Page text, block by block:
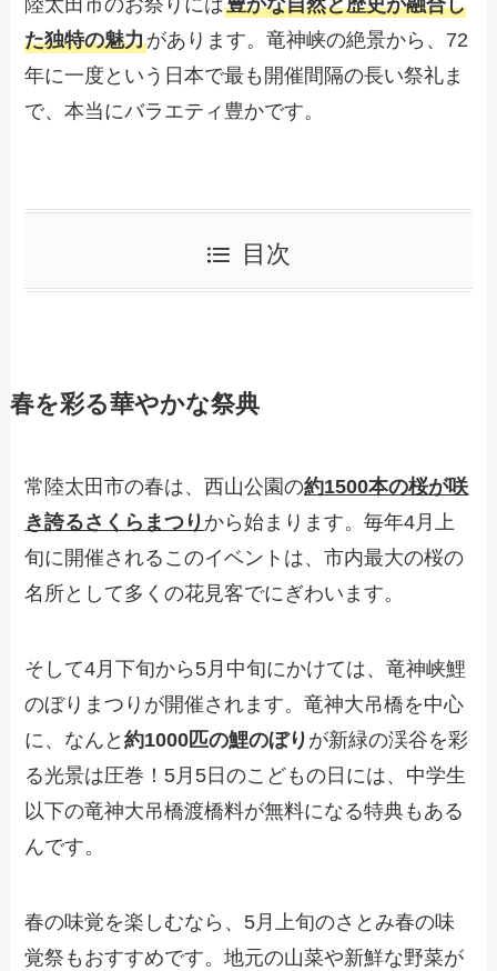
た独特の魅力があります。竜神峡の絶景から、72
年に一度という日本で最も開催間隔の長い祭礼ま
で、本当にバラエティ豊かです。
目次
春を彩る華やかな祭典
常陸太田市の春は、西山公園の約1500本の桜が咲
き誇るさくらまつり から始まります。毎年4月上
旬に開催されるこのイベントは、市内最大の桜の
名所として多くの花見客でにぎわいます。
そして4月下旬から5月中旬にかけては、竜神峡鯉
のぼりまつりが開催されます。竜神大吊橋を中心
に、なんと約1000匹の鯉のぼり が新緑の渓谷を彩
る光景は圧巻！5月5日のこどもの日には、中学生
以下の竜神大吊橋渡橋料が無料になる特典もある
んです。
春の味覚を楽しむなら、5月上旬のさとみ春の味
覚祭もおすすめです。地元の山菜や新鮮な野菜が